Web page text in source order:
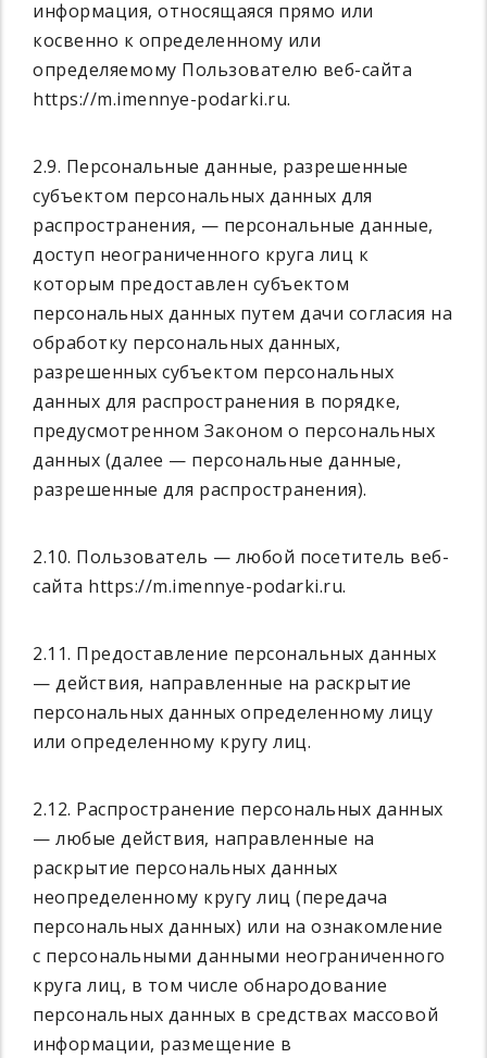
информация, относящаяся прямо или
косвенно к определенному или
определяемому Пользователю веб-сайта
https://m.imennye-podarki.ru.
2.9. Персональные данные, разрешенные
субъектом персональных данных для
распространения, — персональные данные,
доступ неограниченного круга лиц к
которым предоставлен субъектом
персональных данных путем дачи согласия на
обработку персональных данных,
разрешенных субъектом персональных
данных для распространения в порядке,
предусмотренном Законом о персональных
данных (далее — персональные данные,
разрешенные для распространения).
2.10. Пользователь — любой посетитель веб-
сайта https://m.imennye-podarki.ru.
2.11. Предоставление персональных данных
— действия, направленные на раскрытие
персональных данных определенному лицу
или определенному кругу лиц.
2.12. Распространение персональных данных
— любые действия, направленные на
раскрытие персональных данных
неопределенному кругу лиц (передача
персональных данных) или на ознакомление
с персональными данными неограниченного
круга лиц, в том числе обнародование
персональных данных в средствах массовой
информации, размещение в